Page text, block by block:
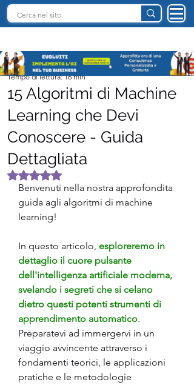
15 Algoritmi di Machine
Learning che Devi
Conoscere - Guida
Dettagliata
Team I.A. Italia
Tempo di lettura: 16 min
Valutazione NaN stelle su 5.
Benvenuti nella nostra approfondita
guida agli algoritmi di machine
learning!
In questo articolo, esploreremo in
dettaglio il cuore pulsante
dell'intelligenza artificiale moderna,
svelando i segreti che si celano
dietro questi potenti strumenti di
apprendimento automatico.
Preparatevi ad immergervi in un
viaggio avvincente attraverso i
fondamenti teorici, le applicazioni
pratiche e le metodologie